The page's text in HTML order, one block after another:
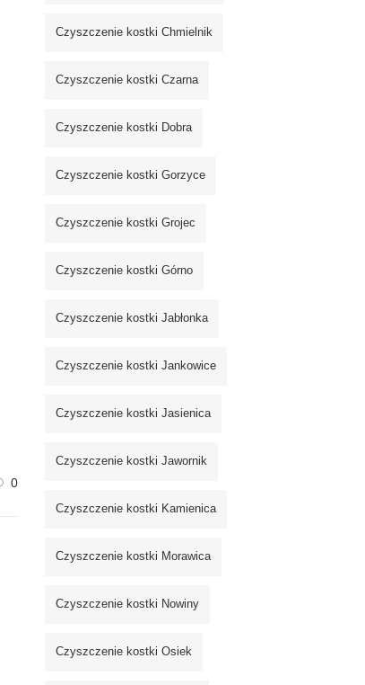
0
Czyszczenie kostki Chmielnik
Czyszczenie kostki Czarna
Czyszczenie kostki Dobra
Czyszczenie kostki Gorzyce
Czyszczenie kostki Grojec
Czyszczenie kostki Górno
Czyszczenie kostki Jabłonka
Czyszczenie kostki Jankowice
Czyszczenie kostki Jasienica
Czyszczenie kostki Jawornik
Czyszczenie kostki Kamienica
Czyszczenie kostki Morawica
Czyszczenie kostki Nowiny
Czyszczenie kostki Osiek